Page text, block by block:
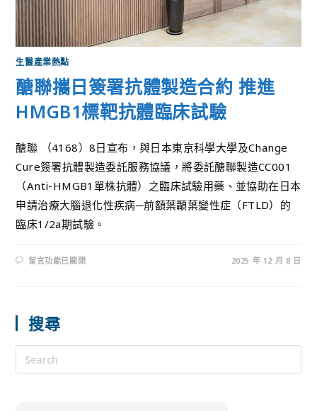
生醫產業熱點
醣聯攜日簽署抗體製造合約 推進
HMGB1標靶抗體臨床試驗
醣聯 （4168）8日宣布，與日本東京科學大學及Change
Cure簽署抗體製造委託服務協議，將委託醣聯製造CC001
（Anti-HMGB1單株抗體）之臨床試驗用藥、並協助在日本
申請治療大腦退化性疾病─前額葉顳葉變性症（FTLD）的
臨床1/2a期試驗。
留言功能已關閉 2025 年 12 月 8 日
搜尋